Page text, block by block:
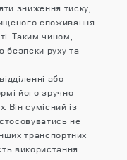
зниження тиску,
споживання
Таким чином,
безпеки руху та
або
його зручно
Він сумісний із
не
транспортних
використання.